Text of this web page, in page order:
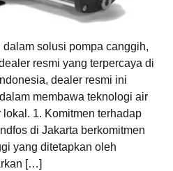
solusi pompa canggih,
resmi yang terpercaya di
dealer resmi ini
membawa teknologi air
1. Komitmen terhadap
di Jakarta berkomitmen
yang ditetapkan oleh
[…]